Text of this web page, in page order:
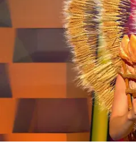
Sara Ruiz
Publicado:06 de
Whatsapp
Facebook
X